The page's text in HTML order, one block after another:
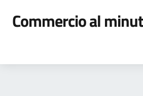
Commercio al